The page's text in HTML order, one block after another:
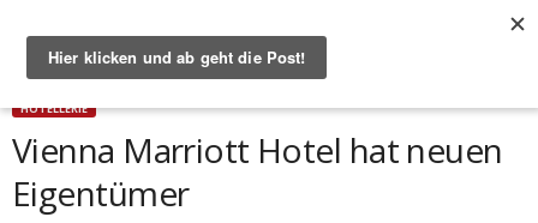
Start Hotellerie Vienna Marriott Hotel hat neuen Eigentümer
HOTELLERIE
Vienna Marriott Hotel hat neuen
Eigentümer